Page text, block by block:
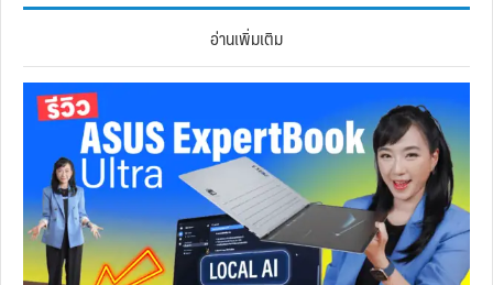
อ่านเพิ่มเติม